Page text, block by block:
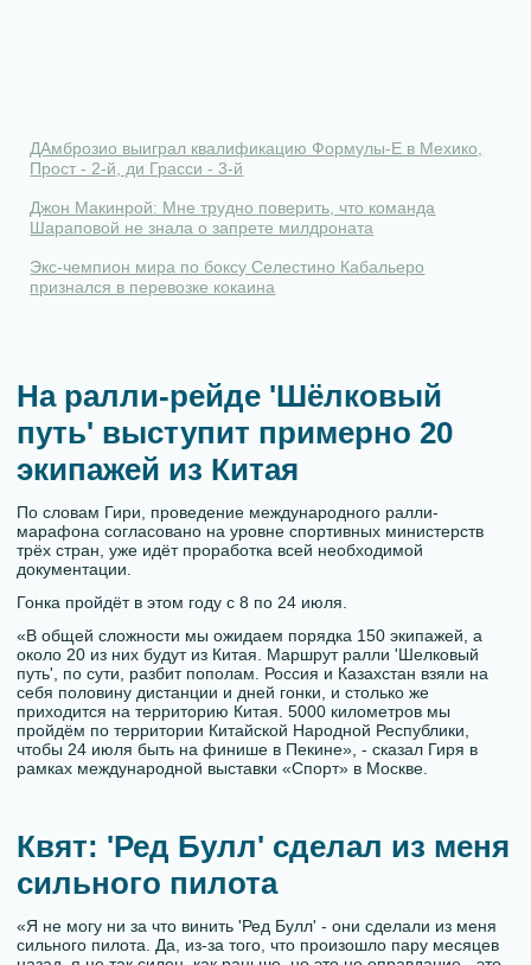
ДАмброзио выиграл квалификацию Формулы-Е в Мехико,
Прост - 2-й, ди Грасси - 3-й
Джон Макинрой: Мне трудно поверить, что команда
Шараповой не знала о запрете милдроната
Экс-чемпион мира по боксу Селестино Кабальеро
признался в перевозке кокаина
На ралли-рейде 'Шёлковый
путь' выступит примерно 20
экипажей из Китая
По словам Гири, проведение международного ралли-
марафона согласовано на уровне спортивных министерств
трёх стран, уже идёт проработка всей необходимой
документации.
Гонка пройдёт в этом году с 8 по 24 июля.
«В общей сложности мы ожидаем порядка 150 экипажей, а
около 20 из них будут из Китая. Маршрут ралли 'Шелковый
путь', по сути, разбит пополам. Россия и Казахстан взяли на
себя половину дистанции и дней гонки, и столько же
приходится на территорию Китая. 5000 километров мы
пройдём по территории Китайской Народной Республики,
чтобы 24 июля быть на финише в Пекине», - сказал Гиря в
рамках международной выставки «Спорт» в Москве.
Квят: 'Ред Булл' сделал из меня
сильного пилота
«Я не могу ни за что винить 'Ред Булл' - они сделали из меня
сильного пилота. Да, из-за того, что произошло пару месяцев